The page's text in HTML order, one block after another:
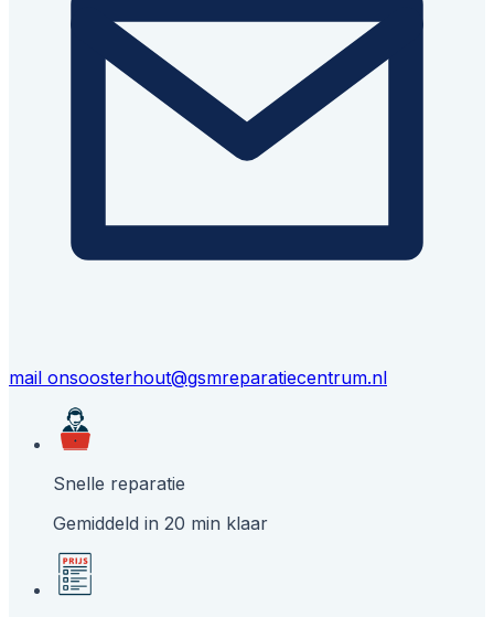
mail onsoosterhout@gsmreparatiecentrum.nl
Snelle reparatie
Gemiddeld in 20 min klaar